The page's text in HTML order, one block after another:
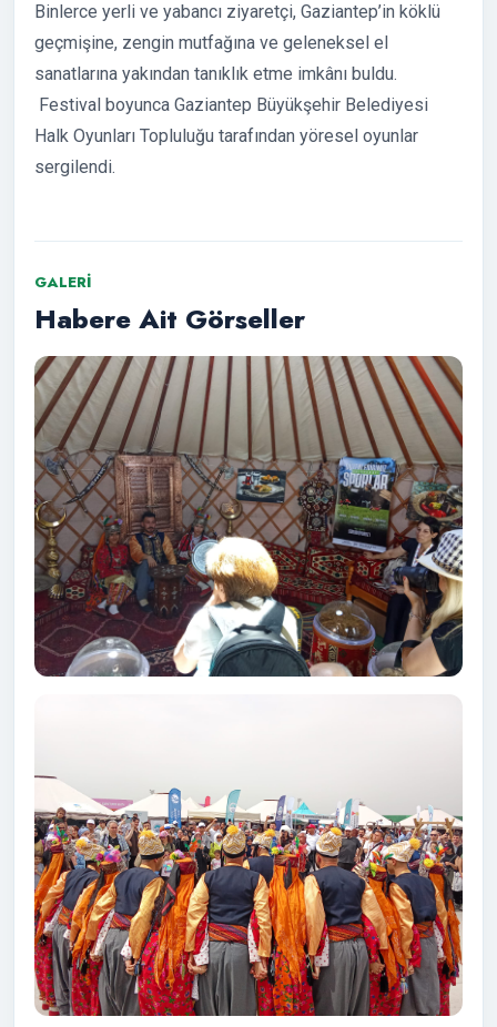
Binlerce yerli ve yabancı ziyaretçi, Gaziantep’in köklü
geçmişine, zengin mutfağına ve geleneksel el
sanatlarına yakından tanıklık etme imkânı buldu.
Festival boyunca Gaziantep Büyükşehir Belediyesi
Halk Oyunları Topluluğu tarafından yöresel oyunlar
sergilendi.
GALERI
Habere Ait Görseller